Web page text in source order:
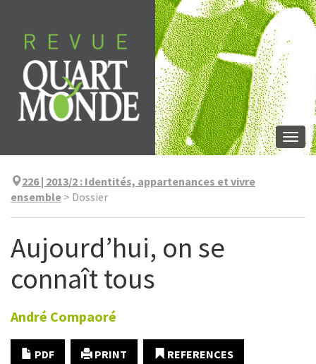
content
226 | 2013/2 : Identités, appartenances et vivre
ensemble > Dossier
Aujourd’hui, on se
connaît tous
André Compaoré
PDF PRINT REFERENCES